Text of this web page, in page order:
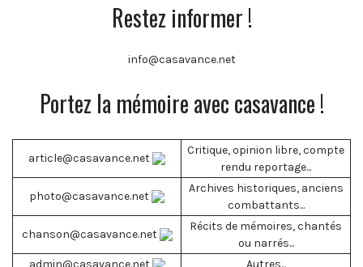
Restez informer !
info@casavance.net
Portez la mémoire avec casavance !
article@casavance.net
Critique, opinion libre, compte
rendu reportage...
photo@casavance.net
Archives historiques, anciens
combattants...
chanson@casavance.net
Récits de mémoires, chantés
ou narrés...
admin@casavance.net
Autres...